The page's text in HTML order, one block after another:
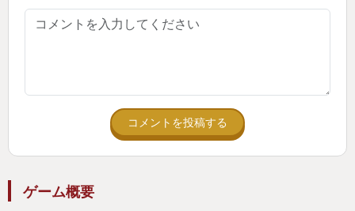
では取れない戦法を取ることも可能になりました。
エリア縮小・ローグライク・スプリントなど、昨今
のゲームでよく見られるシステムをエルデンリング
にあわせて噛み砕いて取り入れつつ、
エルデンリングらしさを殺さずに、本来の手応えも
コメントを投稿する
ゲーム概要